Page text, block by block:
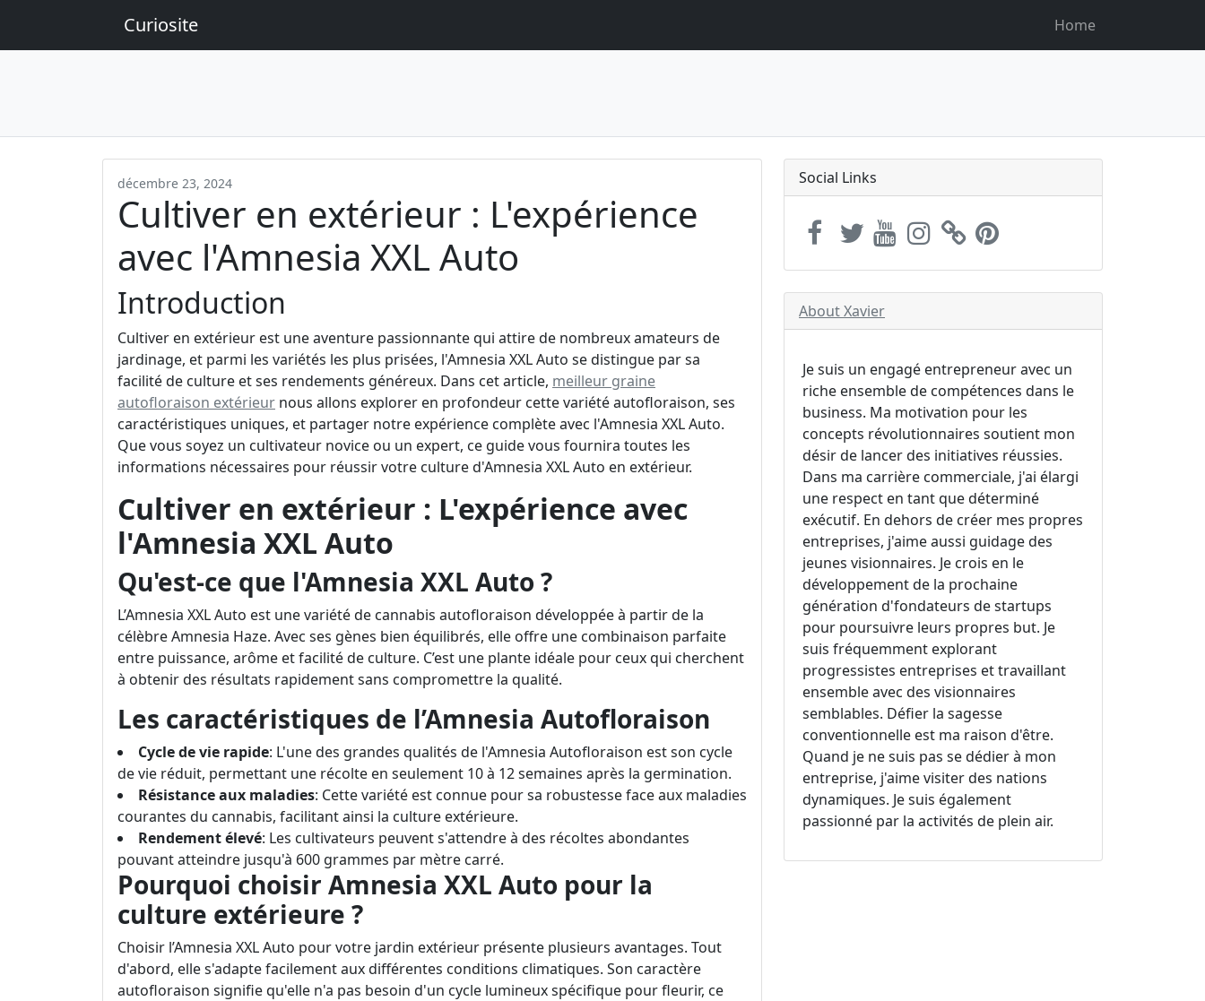
Curiosite Home
décembre 23, 2024
Cultiver en extérieur : L'expérience
avec l'Amnesia XXL Auto
Introduction
Cultiver en extérieur est une aventure passionnante qui attire de nombreux amateurs de
jardinage, et parmi les variétés les plus prisées, l'Amnesia XXL Auto se distingue par sa
facilité de culture et ses rendements généreux. Dans cet article, meilleur graine
autofloraison extérieur nous allons explorer en profondeur cette variété autofloraison, ses
caractéristiques uniques, et partager notre expérience complète avec l'Amnesia XXL Auto.
Que vous soyez un cultivateur novice ou un expert, ce guide vous fournira toutes les
informations nécessaires pour réussir votre culture d'Amnesia XXL Auto en extérieur.
Cultiver en extérieur : L'expérience avec
l'Amnesia XXL Auto
Qu'est-ce que l'Amnesia XXL Auto ?
L’Amnesia XXL Auto est une variété de cannabis autofloraison développée à partir de la
célèbre Amnesia Haze. Avec ses gènes bien équilibrés, elle offre une combinaison parfaite
entre puissance, arôme et facilité de culture. C’est une plante idéale pour ceux qui cherchent
à obtenir des résultats rapidement sans compromettre la qualité.
Les caractéristiques de l’Amnesia Autofloraison
Cycle de vie rapide: L'une des grandes qualités de l'Amnesia Autofloraison est son cycle
de vie réduit, permettant une récolte en seulement 10 à 12 semaines après la germination.
Résistance aux maladies: Cette variété est connue pour sa robustesse face aux maladies
courantes du cannabis, facilitant ainsi la culture extérieure.
Rendement élevé: Les cultivateurs peuvent s'attendre à des récoltes abondantes
pouvant atteindre jusqu'à 600 grammes par mètre carré.
Pourquoi choisir Amnesia XXL Auto pour la
culture extérieure ?
Choisir l’Amnesia XXL Auto pour votre jardin extérieur présente plusieurs avantages. Tout
d'abord, elle s'adapte facilement aux différentes conditions climatiques. Son caractère
autofloraison signifie qu'elle n'a pas besoin d'un cycle lumineux spécifique pour fleurir, ce
Social Links
About Xavier
Je suis un engagé entrepreneur avec un
riche ensemble de compétences dans le
business. Ma motivation pour les
concepts révolutionnaires soutient mon
désir de lancer des initiatives réussies.
Dans ma carrière commerciale, j'ai élargi
une respect en tant que déterminé
exécutif. En dehors de créer mes propres
entreprises, j'aime aussi guidage des
jeunes visionnaires. Je crois en le
développement de la prochaine
génération d'fondateurs de startups
pour poursuivre leurs propres but. Je
suis fréquemment explorant
progressistes entreprises et travaillant
ensemble avec des visionnaires
semblables. Défier la sagesse
conventionnelle est ma raison d'être.
Quand je ne suis pas se dédier à mon
entreprise, j'aime visiter des nations
dynamiques. Je suis également
passionné par la activités de plein air.